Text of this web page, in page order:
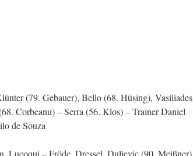
(79. Gebauer), Bello (68. Hüsing), Vasiliades
Corbeanu) – Serra (56. Klos) – Trainer Daniel
de Souza
Lucoqui – Fröde, Dressel, Duljevic (90. Meißner)